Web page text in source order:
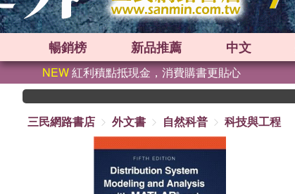
暢銷榜 新品推薦 中文
NEW紅利積點抵現金，消費購書更貼心
三民網路書店
外文書 自然科普 科技與工程